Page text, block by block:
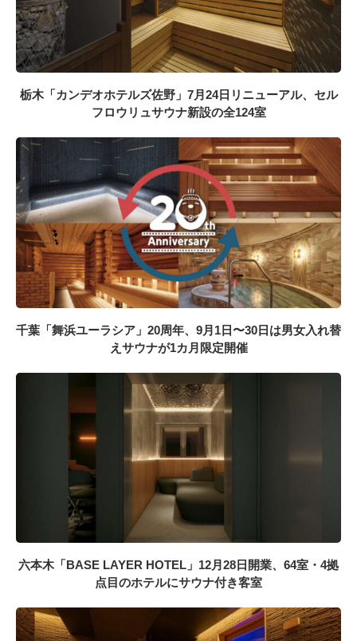
栃木「カンデオホテルズ佐野」7月24日リニューアル、セル
フロウリュサウナ新設の全124室
千葉「舞浜ユーラシア」20周年、9月1日〜30日は男女入れ替
えサウナが1カ月限定開催
六本木「BASE LAYER HOTEL」12月28日開業、64室・4拠
点目のホテルにサウナ付き客室